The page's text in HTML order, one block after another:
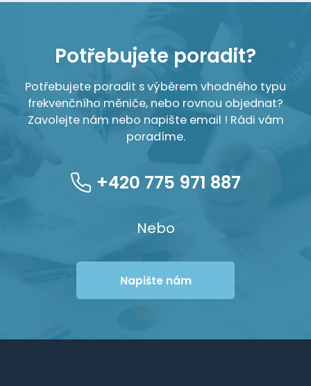
Potřebujete poradit?
Potřebujete poradit s výběrem vhodného typu
frekvenčního měniče, nebo rovnou objednat?
Zavolejte nám nebo napište email ! Rádi vám
poradíme.
+420 775 971 887
Nebo
Napište nám